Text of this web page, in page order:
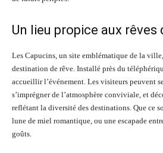
Un lieu propice aux rêves
Les Capucins, un site emblématique de la
destination de rêve. Installé près du
accueillir l’événement. Les visiteurs peuvent
s’imprégner de l’atmosphère conviviale, et
reflétant la diversité des destinations. Que ce
lune de miel romantique, ou une escapade
goûts.